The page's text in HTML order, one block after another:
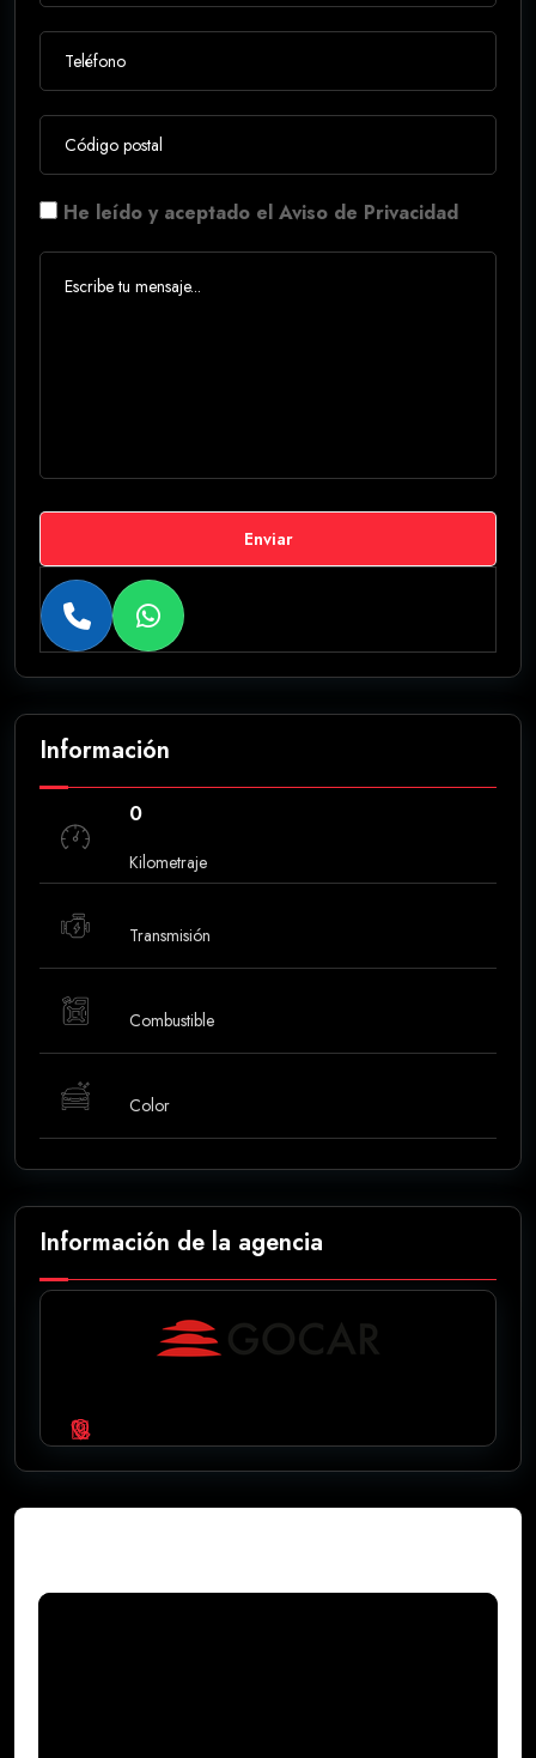
He leído y aceptado el Aviso de Privacidad
Enviar
Información
0
Kilometraje
Transmisión
Combustible
Color
Información de la agencia